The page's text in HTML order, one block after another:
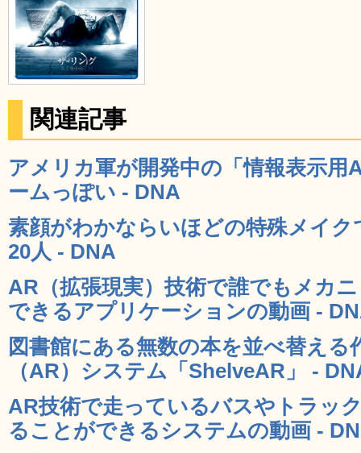
関連記事
アメリカ軍が開発中の「情報表示
ームっぽい - DNA
素顔がわかならいほどの特殊メイ
20人 - DNA
AR（拡張現実）技術で誰でもメカ
できるアプリケーションの動画 -
図書館にある無数の本を並べ替える
（AR）システム「ShelveAR」 -
AR技術で走っているバスやトラッ
ることができるシステムの動画 -